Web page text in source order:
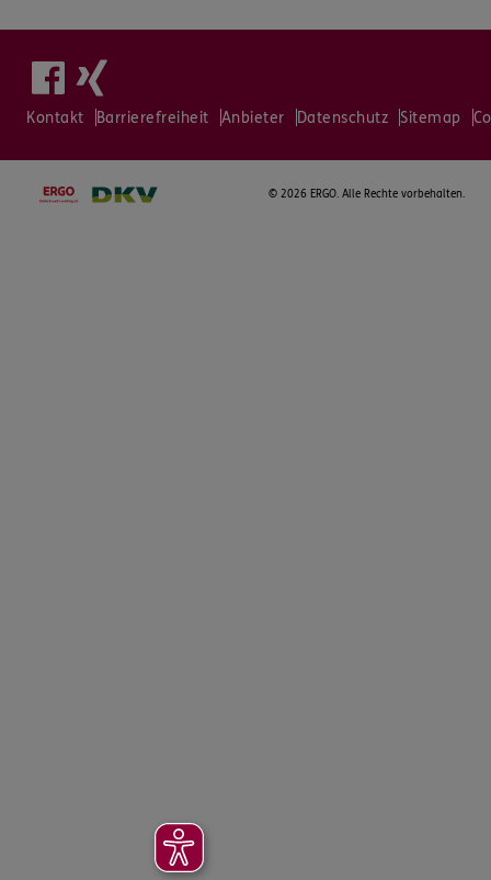
Kontakt Barrierefreiheit Anbieter Datenschutz Sitemap
© 2026 ERGO. Alle Rechte vorbehalten.